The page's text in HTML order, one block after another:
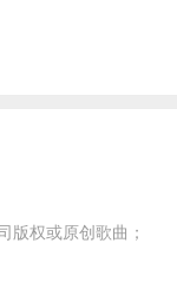
版权或原创歌曲；